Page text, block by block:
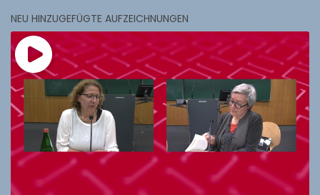
NEU HINZUGEFÜGTE AUFZEICHNUNGEN